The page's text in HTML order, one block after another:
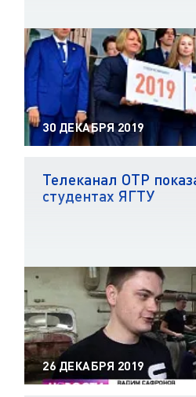
30 ДЕКАБРЯ 2019
Телеканал ОТР
студентах ЯГТУ
26 ДЕКАБРЯ 2019